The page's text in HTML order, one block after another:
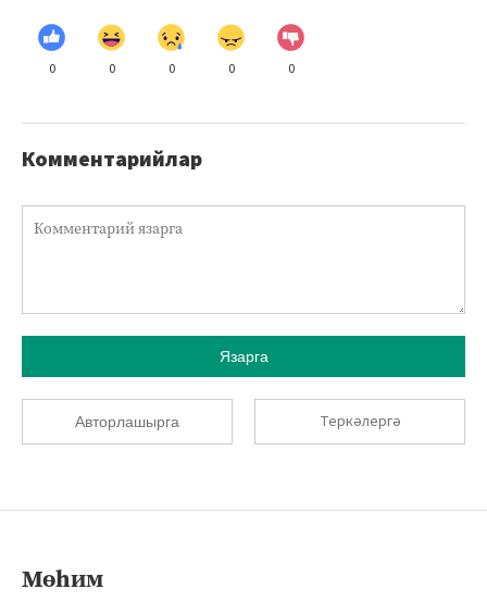
0 0 0 0 0
Комментарийлар
Язарга
Авторлашырга Теркәлергә
Мөһим